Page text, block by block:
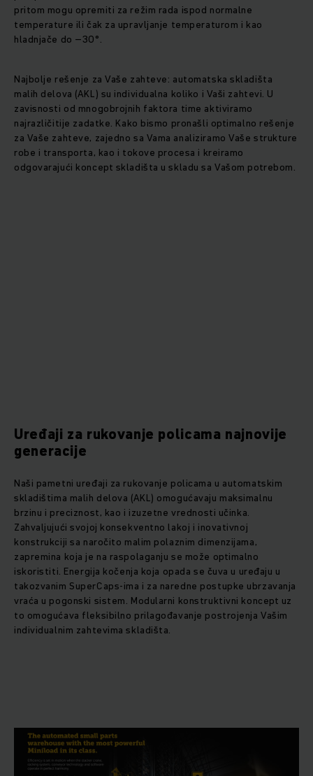
pritom mogu opremiti za režim rada ispod normalne
temperature ili čak za upravljanje temperaturom i kao
hladnjače do –30°.
Najbolje rešenje za Vaše zahteve: automatska skladišta
malih delova (AKL) su individualna koliko i Vaši zahtevi. U
zavisnosti od mnogobrojnih faktora time aktiviramo
najrazličitije zadatke. Kako bismo pronašli optimalno rešenje
za Vaše zahteve, zajedno sa Vama analiziramo Vaše strukture
robe i transporta, kao i tokove procesa i kreiramo
odgovarajući koncept skladišta u skladu sa Vašom potrebom.
Uređaji za rukovanje policama najnovije
generacije
Naši pametni uređaji za rukovanje policama u automatskim
skladištima malih delova (AKL) omogućavaju maksimalnu
brzinu i preciznost, kao i izuzetne vrednosti učinka.
Zahvaljujući svojoj konsekventno lakoj i inovativnoj
konstrukciji sa naročito malim polaznim dimenzijama,
zapremina koja je na raspolaganju se može optimalno
iskoristiti. Energija kočenja koja opada se čuva u uređaju u
takozvanim SuperCaps-ima i za naredne postupke ubrzavanja
vraća u pogonski sistem. Modularni konstruktivni koncept uz
to omogućava fleksibilno prilagođavanje postrojenja Vašim
individualnim zahtevima skladišta.